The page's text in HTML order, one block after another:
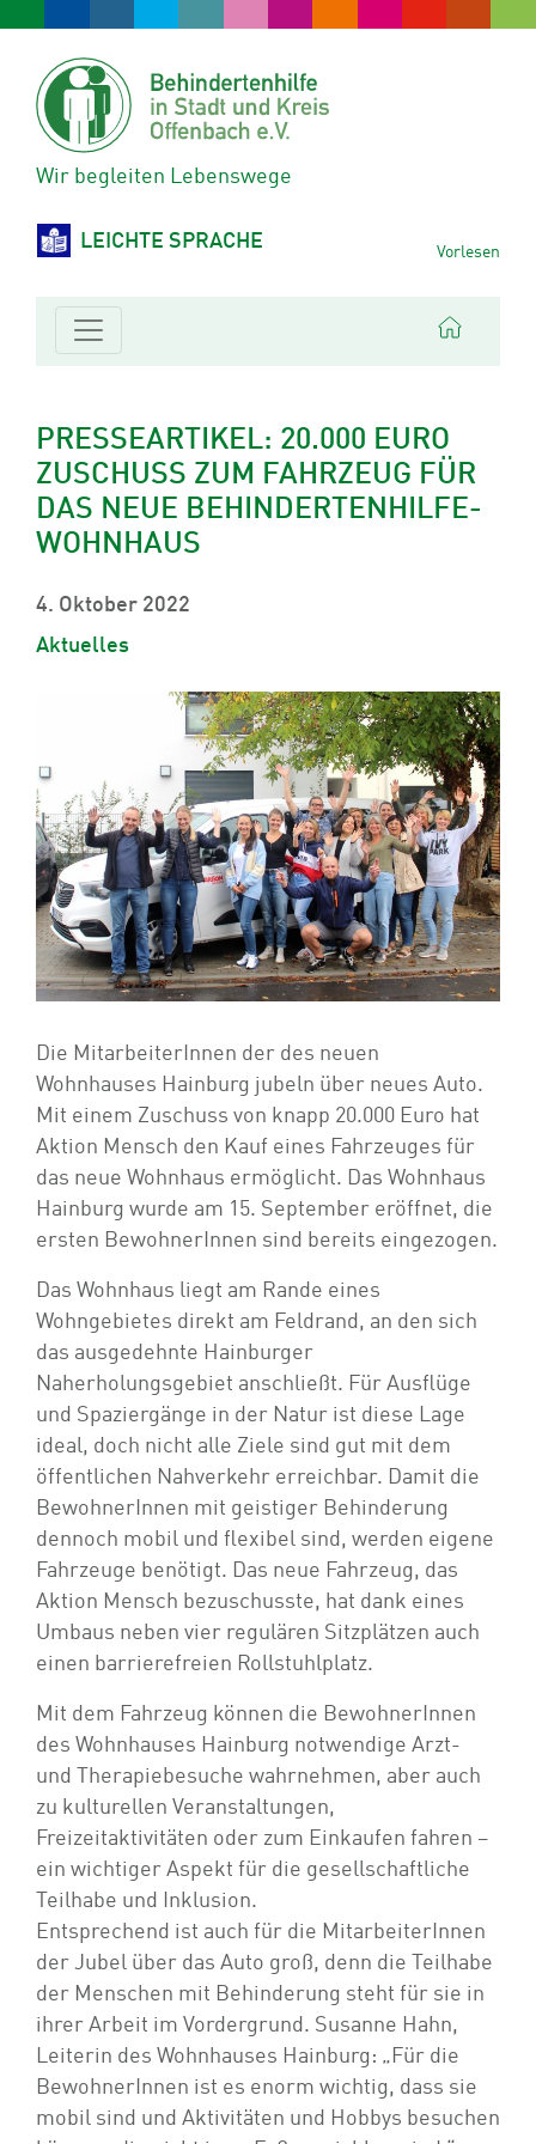
Wir begleiten Lebenswege
LEICHTE SPRACHE Vorlesen
PRESSEARTIKEL: 20.000 EURO
ZUSCHUSS ZUM FAHRZEUG FÜR
DAS NEUE BEHINDERTENHILFE-
WOHNHAUS
4. Oktober 2022
Aktuelles
Die MitarbeiterInnen der des neuen
Wohnhauses Hainburg jubeln über neues Auto.
Mit einem Zuschuss von knapp 20.000 Euro hat
Aktion Mensch den Kauf eines Fahrzeuges für
das neue Wohnhaus ermöglicht. Das Wohnhaus
Hainburg wurde am 15. September eröffnet, die
ersten BewohnerInnen sind bereits eingezogen.
Das Wohnhaus liegt am Rande eines
Wohngebietes direkt am Feldrand, an den sich
das ausgedehnte Hainburger
Naherholungsgebiet anschließt. Für Ausflüge
und Spaziergänge in der Natur ist diese Lage
ideal, doch nicht alle Ziele sind gut mit dem
öffentlichen Nahverkehr erreichbar. Damit die
BewohnerInnen mit geistiger Behinderung
dennoch mobil und flexibel sind, werden eigene
Fahrzeuge benötigt. Das neue Fahrzeug, das
Aktion Mensch bezuschusste, hat dank eines
Umbaus neben vier regulären Sitzplätzen auch
einen barrierefreien Rollstuhlplatz.
Mit dem Fahrzeug können die BewohnerInnen
des Wohnhauses Hainburg notwendige Arzt-
und Therapiebesuche wahrnehmen, aber auch
zu kulturellen Veranstaltungen,
Freizeitaktivitäten oder zum Einkaufen fahren –
ein wichtiger Aspekt für die gesellschaftliche
Teilhabe und Inklusion.
Entsprechend ist auch für die MitarbeiterInnen
der Jubel über das Auto groß, denn die Teilhabe
der Menschen mit Behinderung steht für sie in
ihrer Arbeit im Vordergrund. Susanne Hahn,
Leiterin des Wohnhauses Hainburg: „Für die
BewohnerInnen ist es enorm wichtig, dass sie
mobil sind und Aktivitäten und Hobbys besuchen